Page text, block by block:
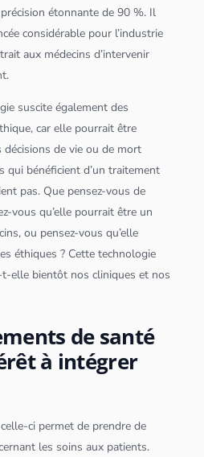
étonnante de 90 %. Il
considérable pour l’industrie
aux médecins d’intervenir
suscite également des
car elle pourrait être
de vie ou de mort
qui bénéficient d’un traitement
pas. Que pensez-vous de
vous qu’elle pourrait être un
ou pensez-vous qu’elle
éthiques ? Cette technologie
elle bientôt nos cliniques et nos
de santé
à intégrer
ci permet de prendre de
les soins aux patients.